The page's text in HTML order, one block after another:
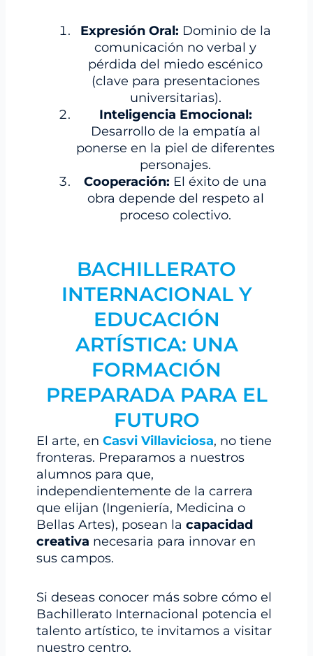
Expresión Oral: Dominio de la
comunicación no verbal y
pérdida del miedo escénico
(clave para presentaciones
universitarias).
Inteligencia Emocional:
Desarrollo de la empatía al
ponerse en la piel de diferentes
personajes.
Cooperación: El éxito de una
obra depende del respeto al
proceso colectivo.
BACHILLERATO
INTERNACIONAL Y
EDUCACIÓN
ARTÍSTICA: UNA
FORMACIÓN
PREPARADA PARA EL
FUTURO
El arte, en Casvi Villaviciosa, no tiene
fronteras. Preparamos a nuestros
alumnos para que,
independientemente de la carrera
que elijan (Ingeniería, Medicina o
Bellas Artes), posean lacapacidad
creativa necesaria para innovar en
sus campos.
Si deseas conocer más sobre cómo el
Bachillerato Internacional potencia el
talento artístico, te invitamos a visitar
nuestro centro.